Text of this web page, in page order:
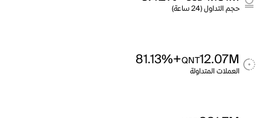
حجم التداول (24 ساعة)
12.07M
QNT
+81.13%
العملات المتداولة